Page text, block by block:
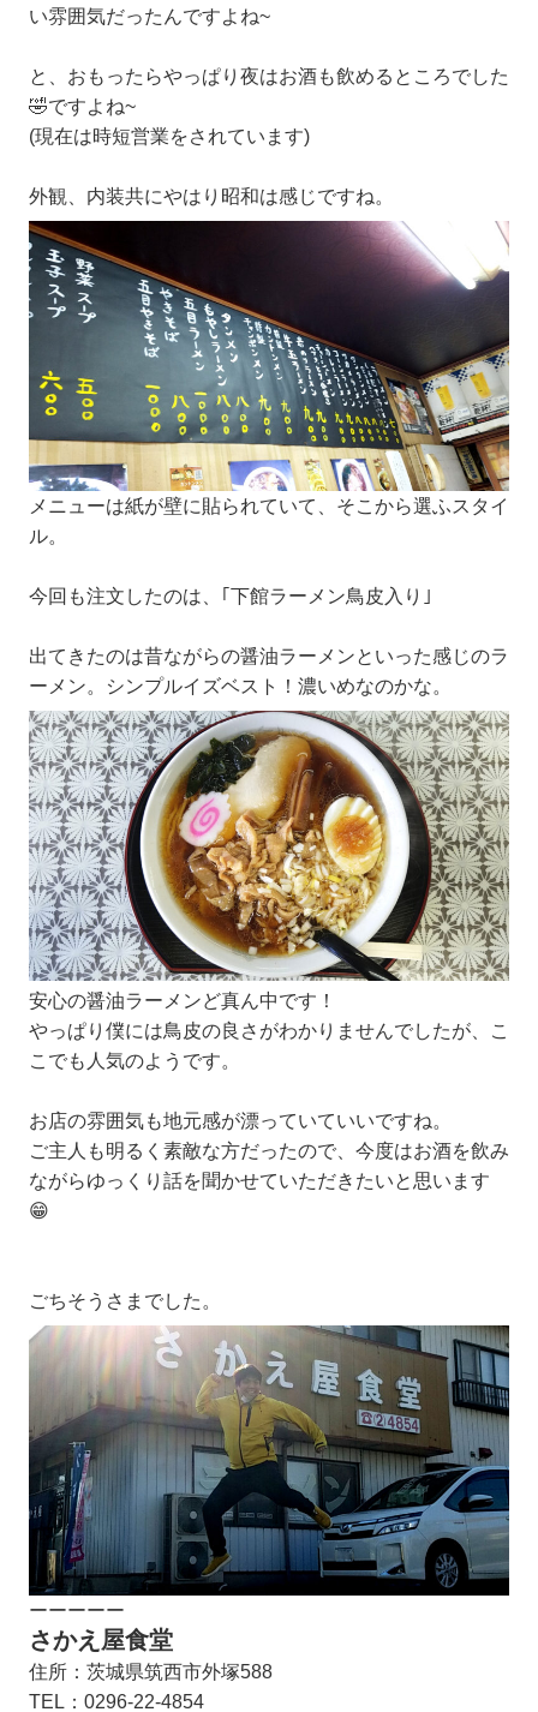
い雰囲気だったんですよね~
と、おもったらやっぱり夜はお酒も飲めるところでした
🤣ですよね~
(現在は時短営業をされています)
外観、内装共にやはり昭和は感じですね。
メニューは紙が壁に貼られていて、そこから選ふスタイ
ル。
今回も注文したのは、｢下館ラーメン鳥皮入り｣
出てきたのは昔ながらの醤油ラーメンといった感じのラ
ーメン。シンプルイズベスト！濃いめなのかな。
安心の醤油ラーメンど真ん中です！
やっぱり僕には鳥皮の良さがわかりませんでしたが、こ
こでも人気のようです。
お店の雰囲気も地元感が漂っていていいですね。
ご主人も明るく素敵な方だったので、今度はお酒を飲み
ながらゆっくり話を聞かせていただきたいと思います
😁
ごちそうさまでした。
ーーーーー
さかえ屋食堂
住所：茨城県筑西市外塚588
TEL：0296-22-4854